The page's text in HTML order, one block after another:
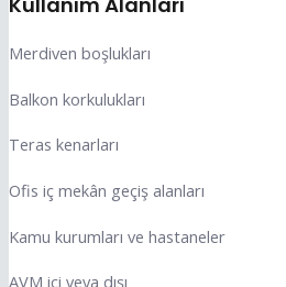
Merdiven boşlukları
Balkon korkulukları
Teras kenarları
Ofis iç mekân geçiş alanları
Kamu kurumları ve hastaneler
AVM içi veya dışı